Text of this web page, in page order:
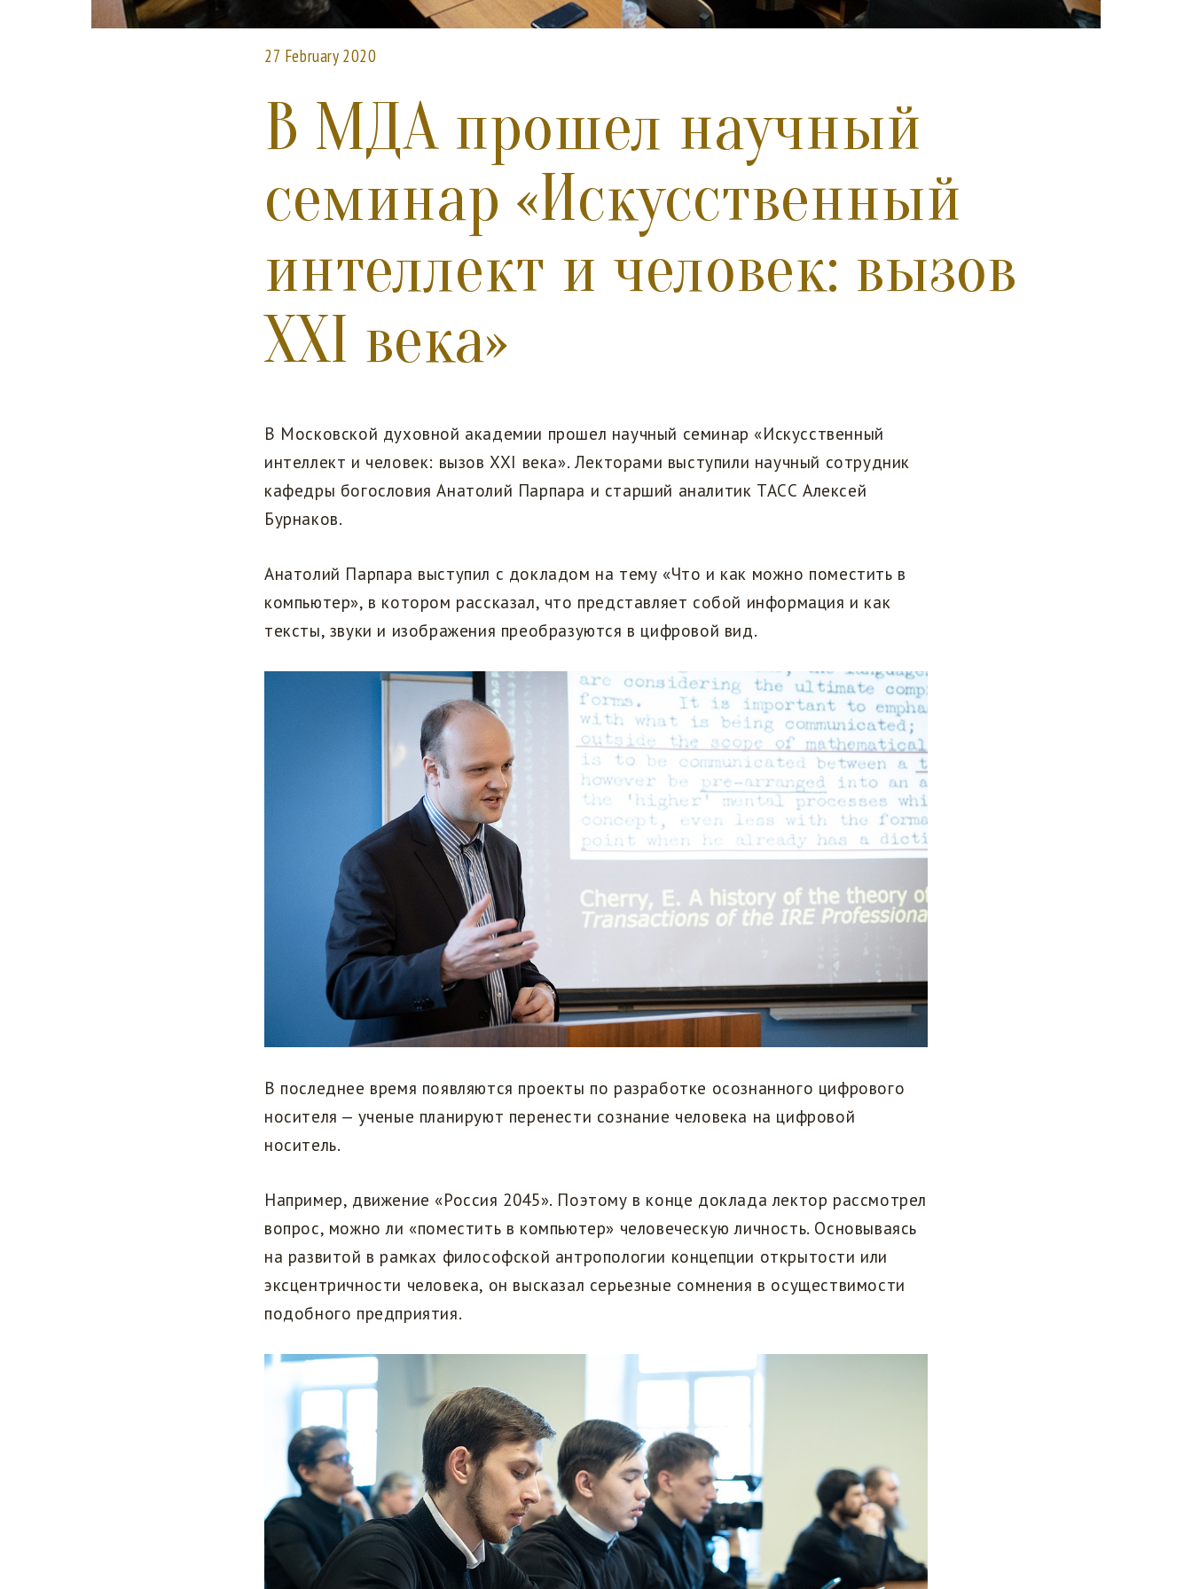
27 February 2020
В МДА прошел научный
семинар «Искусственный
интеллект и человек: вызов
XXI века»
В Московской духовной академии прошел научный семинар «Искусственный
интеллект и человек: вызов XXI века». Лекторами выступили научный сотрудник
кафедры богословия Анатолий Парпара и старший аналитик ТАСС Алексей
Бурнаков.
Анатолий Парпара выступил с докладом на тему «Что и как можно поместить в
компьютер», в котором рассказал, что представляет собой информация и как
тексты, звуки и изображения преобразуются в цифровой вид.
В последнее время появляются проекты по разработке осознанного цифрового
носителя — ученые планируют перенести сознание человека на цифровой
носитель.
Например, движение «Россия 2045». Поэтому в конце доклада лектор рассмотрел
вопрос, можно ли «поместить в компьютер» человеческую личность. Основываясь
на развитой в рамках философской антропологии концепции открытости или
эксцентричности человека, он высказал серьезные сомнения в осуществимости
подобного предприятия.